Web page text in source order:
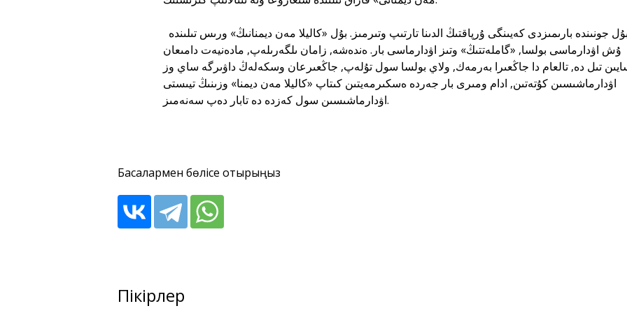
ۇش اۋدارماسى بولسا, «گاملەتتىڭ» وتىز اۋدارماسى بار. ەندەشە, زامان ىلگەرىلەپ, مادەنيەت دامىعان
تىل دە, تالعام دا جاڭعىرا بەرمەك, ولاي بولسا سول تۇلەپ, جاڭعىرعان وسكەلەڭ داۋىرگە ساي وز
اۋدارماشىسىن كۇتەتىن, ادام ومىرى بار جەردە ەسكىرمەيتىن كىتاپ «كاليلا مەن ديمنا» وزىنىڭ تيىستى
اۋدارماشىسىن سول كەزدە دە تابار دەپ سەنەمىز.
Басқалармен бөлісе отырыңыз
Пікірлер